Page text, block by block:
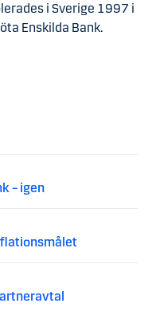
i Sverige 1997 i
Enskilda Bank.
– igen